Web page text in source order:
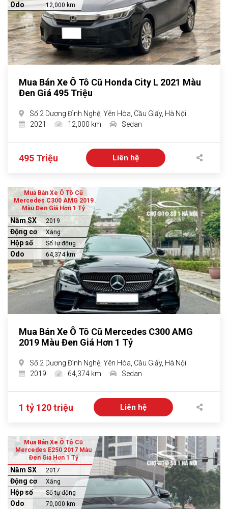
Odo 12,000 km
Mua Bán Xe Ô Tô Cũ Honda City L 2021 Màu
Đen Giá 495 Triệu
Số 2 Dương Đình Nghệ, Yên Hòa, Cầu Giấy, Hà Nội
2021
12,000 km Sedan
495 Triệu Liên hệ
Mua Bán Xe Ô Tô Cũ
Mercedes C300 AMG 2019
Màu Đen Giá Hơn 1 Tỷ
Năm SX 2019
Động cơ Xăng
Hộp số Số tự động
Odo 64,374 km
Mua Bán Xe Ô Tô Cũ Mercedes C300 AMG
2019 Màu Đen Giá Hơn 1 Tỷ
Số 2 Dương Đình Nghệ, Yên Hòa, Cầu Giấy, Hà Nội
2019
64,374 km Sedan
1 tỷ 120 triệu Liên hệ
Mua Bán Xe Ô Tô Cũ
Mercedes E250 2017 Màu
Đen Giá Hơn 1 Tỷ
Năm SX 2017
Động cơ Xăng
Hộp số Số tự động
Odo 70,000 km